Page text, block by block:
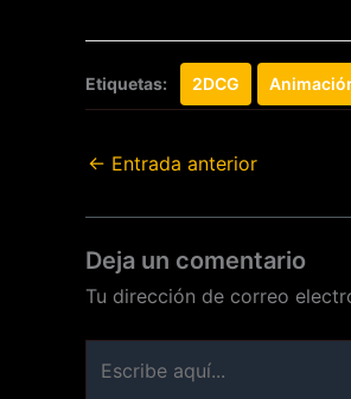
Etiquetas: 2DCG
← Entrada anterior
Deja un comentario
Tu dirección de correo
aquí...